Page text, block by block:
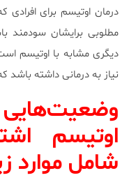
درمان اوتیسم برای افرادی
مطلوبی برایشان سودمند
دیگری مشابه با اوتیسم
نیاز به درمانی داشته باشد
اوتیسم
شامل موارد